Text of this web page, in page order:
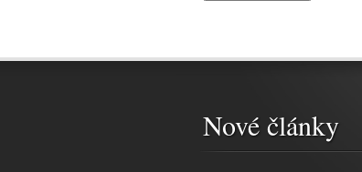
Nové články